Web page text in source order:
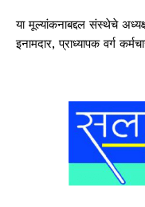
या मूल्यांकनाबद्दल संस्थेचे
इनामदार, प्राध्यापक वर्ग